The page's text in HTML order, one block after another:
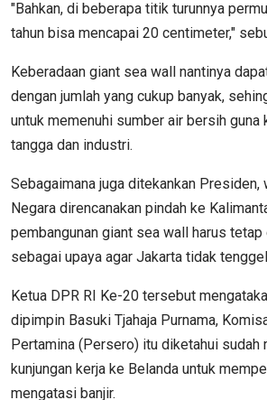
"Bahkan, di beberapa titik turunnya
tahun bisa mencapai 20 centimeter,"
Keberadaan giant sea wall nantinya
dengan jumlah yang cukup banyak,
untuk memenuhi sumber air bersih guna
tangga dan industri.
Sebagaimana juga ditekankan Presiden,
Negara direncanakan pindah ke
pembangunan giant sea wall harus tetap
sebagai upaya agar Jakarta tidak
Ketua DPR RI Ke-20 tersebut
dipimpin Basuki Tjahaja Purnama,
Pertamina (Persero) itu diketahui sudah
kunjungan kerja ke Belanda untuk
mengatasi banjir.